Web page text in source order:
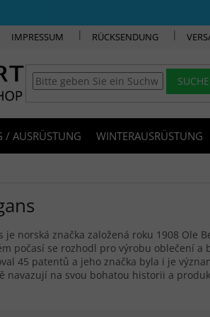
IMPRESSUM RÜCKSENDUNG
/ AUSRÜSTUNG WINTERAUSRÜSTUNG
je norská značka založená roku 1908 Ole
počasí se rozhodl pro výrobu oblečení
45 patentů a jeho značka byla i je
navazují na svou bohatou historii a